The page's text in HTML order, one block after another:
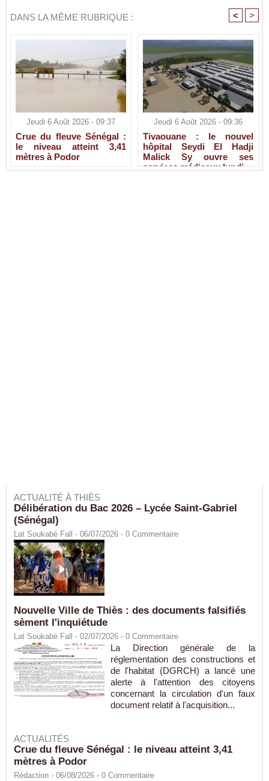
DANS LA MÊME RUBRIQUE : < >
Jeudi 6 Août 2026 - 09:37
Crue du fleuve Sénégal :
le niveau atteint 3,41
mètres à Podor
Jeudi 6 Août 2026 - 09:36
Tivaouane : le nouvel
hôpital Seydi El Hadji
Malick Sy ouvre ses
services médicaux lundi
ACTUALITÉ À THIÈS
Délibération du Bac 2026 – Lycée Saint-Gabriel
(Sénégal)
Lat Soukabé Fall - 06/07/2026 - 0 Commentaire
Nouvelle Ville de Thiès : des documents falsifiés
sèment l'inquiétude
Lat Soukabé Fall - 02/07/2026 - 0 Commentaire
La Direction générale de la
réglementation des constructions et
de l'habitat (DGRCH) a lancé une
alerte à l'attention des citoyens
concernant la circulation d'un faux
document relatif à l'acquisition...
ACTUALITÉS
Crue du fleuve Sénégal : le niveau atteint 3,41
mètres à Podor
Rédaction - 06/08/2026 - 0 Commentaire